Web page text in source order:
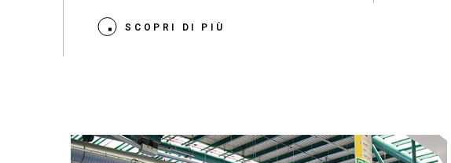
SCOPRI DI PIÙ